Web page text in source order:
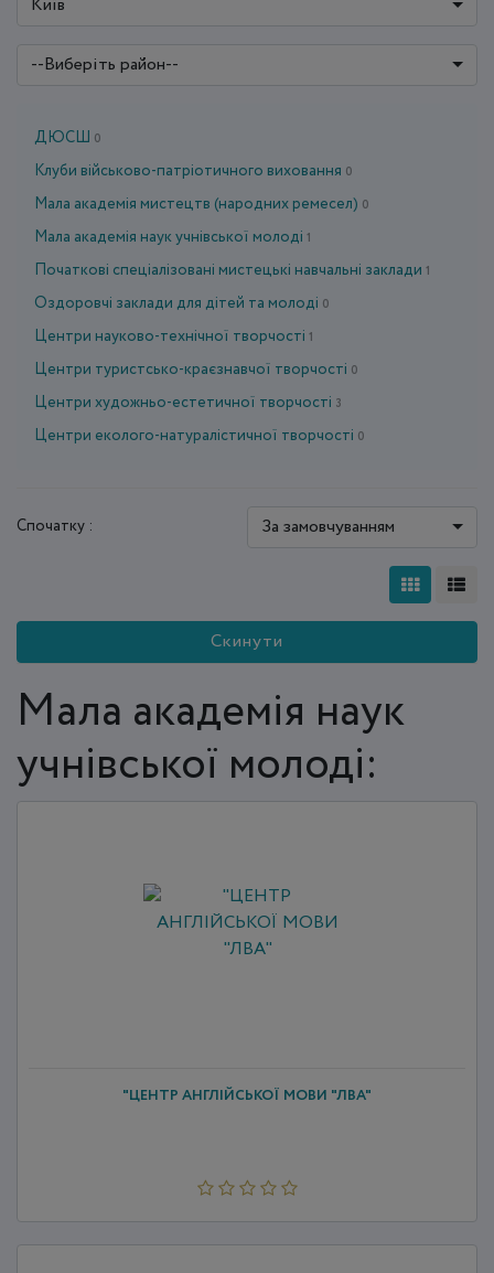
--Виберіть район--
ДЮСШ 0
Клуби військово-патріотичного виховання 0
Мала академія мистецтв (народних ремесел) 0
Мала академія наук учнівської молоді 1
Початкові спеціалізовані мистецькі навчальні заклади 1
Оздоровчі заклади для дітей та молоді 0
Центри науково-технічної творчості 1
Центри туристсько-краєзнавчої творчості 0
Центри художньо-естетичної творчості 3
Центри еколого-натуралістичної творчості 0
Спочатку : За замовчуванням
Скинути
Мала академія наук
учнівської молоді:
"ЦЕНТР АНГЛІЙСЬКОЇ МОВИ "ЛВА"